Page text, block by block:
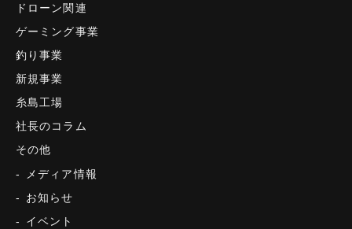
ドローン関連
ゲーミング事業
釣り事業
新規事業
糸島工場
社長のコラム
その他
メディア情報
お知らせ
イベント